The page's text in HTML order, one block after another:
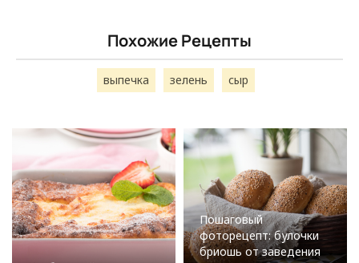
Похожие Рецепты
выпечка зелень сыр
Пошаговый
фоторецепт: булочки
бриошь от заведения